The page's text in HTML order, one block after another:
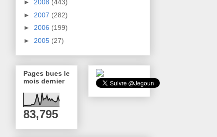
► 2008 (443)
► 2007 (282)
► 2006 (199)
► 2005 (27)
Pages bues le
mois dernier
83,795